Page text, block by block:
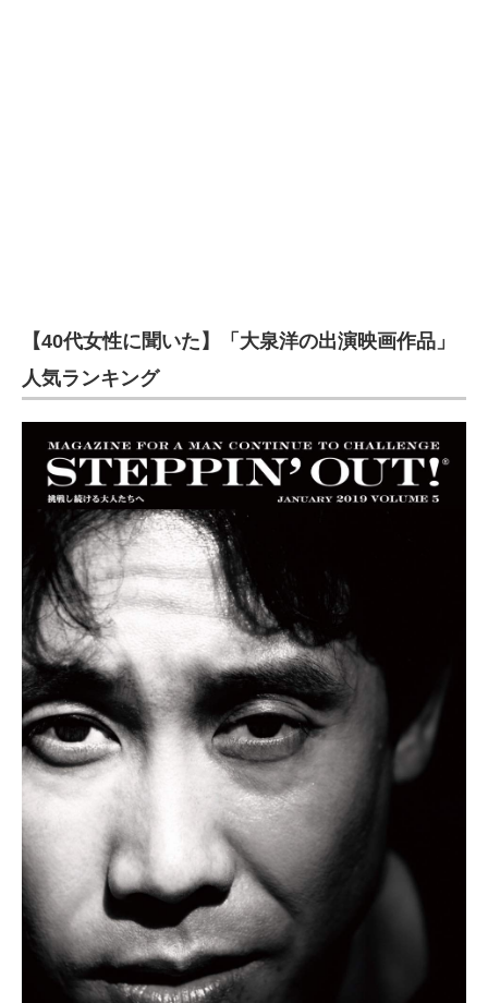
【40代女性に聞いた】「大泉洋の出演映画作品」
人気ランキング